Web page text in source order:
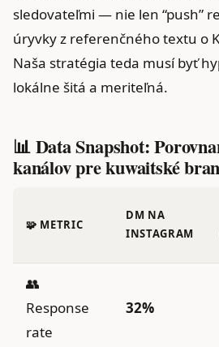
sledovateľmi — nie len “push”
úryvky z referenčného textu o
Naša stratégia teda musí byť
lokálne šitá a meriteľná.
📊 Data Snapshot:
kanálov pre kuwaitské
🧩 METRIC
DM NA
INSTAGRAM
👥
Response
rate
32%